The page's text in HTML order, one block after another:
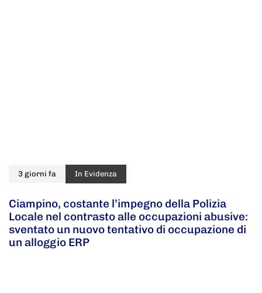
3 giorni fa In Evidenza
Ciampino, costante l’impegno della Polizia
Locale nel contrasto alle occupazioni abusive:
sventato un nuovo tentativo di occupazione di
un alloggio ERP